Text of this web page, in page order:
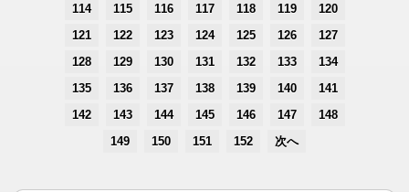
114
115 116 117 118 119
120
121
122 123 124 125 126
127
128
129 130 131 132 133
134
135
136 137 138 139 140
141
142
143 144 145 146 147
148
149
150 151 152 次へ